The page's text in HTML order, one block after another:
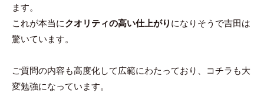
ます。
これが本当にクオリティの高い仕上がり になりそうで吉田は
驚いています。
ご質問の内容も高度化して広範にわたっており、コチラも大
変勉強になっています。